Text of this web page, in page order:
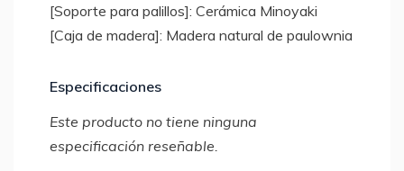
[Soporte para palillos]: Cerámica Minoyaki
[Caja de madera]: Madera natural de paulownia
Especificaciones
Este producto no tiene ninguna
especificación reseñable.